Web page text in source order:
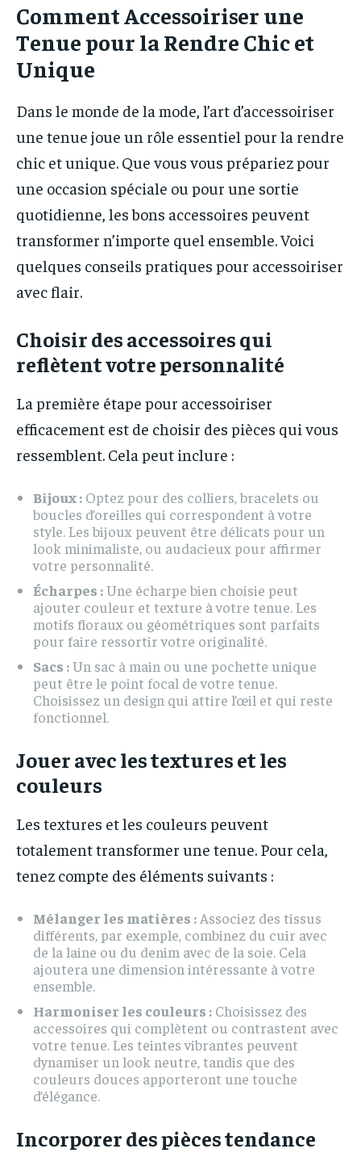
Comment Accessoiriser une
Tenue pour la Rendre Chic et
Unique
Dans le monde de la mode, l’art d’accessoiriser
une tenue joue un rôle essentiel pour la rendre
chic et unique. Que vous vous prépariez pour
une occasion spéciale ou pour une sortie
quotidienne, les bons accessoires peuvent
transformer n’importe quel ensemble. Voici
quelques conseils pratiques pour accessoiriser
avec flair.
Choisir des accessoires qui
reflètent votre personnalité
La première étape pour accessoiriser
efficacement est de choisir des pièces qui vous
ressemblent. Cela peut inclure :
Bijoux : Optez pour des colliers, bracelets ou
boucles d’oreilles qui correspondent à votre
style. Les bijoux peuvent être délicats pour un
look minimaliste, ou audacieux pour affirmer
votre personnalité.
Écharpes :Une écharpe bien choisie peut
ajouter couleur et texture à votre tenue. Les
motifs floraux ou géométriques sont parfaits
pour faire ressortir votre originalité.
Sacs :Un sac à main ou une pochette unique
peut être le point focal de votre tenue.
Choisissez un design qui attire l’œil et qui reste
fonctionnel.
Jouer avec les textures et les
couleurs
Les textures et les couleurs peuvent
totalement transformer une tenue. Pour cela,
tenez compte des éléments suivants :
Mélanger les matières : Associez des tissus
différents, par exemple, combinez du cuir avec
de la laine ou du denim avec de la soie. Cela
ajoutera une dimension intéressante à votre
ensemble.
Harmoniser les couleurs : Choisissez des
accessoires qui complètent ou contrastent avec
votre tenue. Les teintes vibrantes peuvent
dynamiser un look neutre, tandis que des
couleurs douces apporteront une touche
d’élégance.
Incorporer des pièces tendance